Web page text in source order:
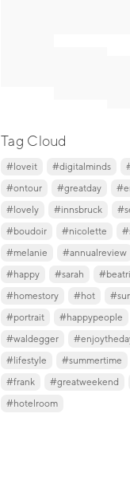
Tag Cloud
#loveit #digitalminds
#ontour
#greatday
#lovely
#innsbruck
#boudoir
#nicolette
#melanie
#annualreview
#happy
#sarah
#homestory
#hot
#portrait
#happypeople
#waldegger
#lifestyle
#summertime
#frank
#greatweekend
#hotelroom